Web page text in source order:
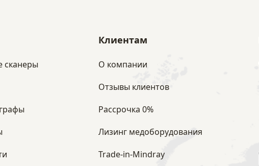
сканеры
Клиентам
О компании
Отзывы клиентов
Рассрочка 0%
Лизинг медоборудования
Trade-in-Mindray